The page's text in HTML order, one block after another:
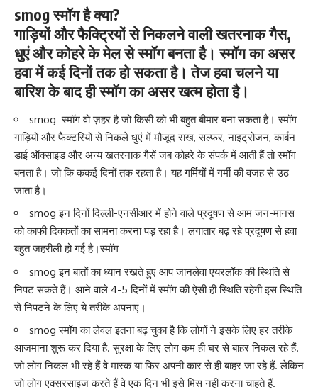
smog स्मॉग है क्या?
गाड़ियों और फैक्ट्रियों से निकलने वाली खतरनाक गैस,
धुएं और कोहरे के मेल से स्मॉग बनता है। स्मॉग का असर
हवा में कई दिनों तक हो सकता है। तेज हवा चलने या
बारिश के बाद ही स्मॉग का असर खत्म होता है।
smog स्मॉग वो ज़हर है जो किसी को भी बहुत बीमार बना सकता है। स्मॉग
गाड़ियों और फैक्टरियों से निकले धुएं में मौजूद राख, सल्फर, नाइट्रोजन, कार्बन
डाई ऑक्साइड और अन्य खतरनाक गैसें जब कोहरे के संपर्क में आती हैं तो स्मॉग
बनता है। जो कि ककई दिनों तक रहता है। यह गर्मियों में गर्मी की वजह से उठ
जाता है।
smog इन दिनों दिल्ली-एनसीआर में होने वाले प्रदूषण से आम जन-मानस
को काफी दिक्कतों का सामना करना पड़ रहा है। लगातार बढ़ रहे प्रदूषण से हवा
बहुत जहरीली हो गई है।स्‍मॉग
smog इन बातों का ध्यान रखते हुए आपजानलेवा एयरलॉक कीस्थिति से
निपट सकते हैं। आने वाले 4-5 दिनों में स्मॉग की ऐसी ही स्थिति रहेगी इस स्थिति
से निपटने के लिए ये तरीके अपनाएं।
smog स्मॉग का लेवल इतना बढ़ चुका है कि लोगों ने इसके लिए हर तरीके
आजमाना शुरू कर दिया है. सुरक्षा के लिए लोगकम ही घर से बाहर निकल रहे हैं.
जो लोग निकल भी रहे हैं वे मास्क या फिर अपनी कार से ही बाहर जा रहे हैं. लेकिन
जो लोग एक्सरसाइज करते हैं वे एक दिन भी इसे मिस नहीं करना चाहते हैं.